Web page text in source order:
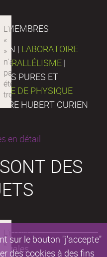
sur le bouton "j'accepte"
des cookies à des fins
MEMBRES
| LABORATOIRE
|
PURES ET
DE PHYSIQUE
HUBERT CURIEN
en détail
DES